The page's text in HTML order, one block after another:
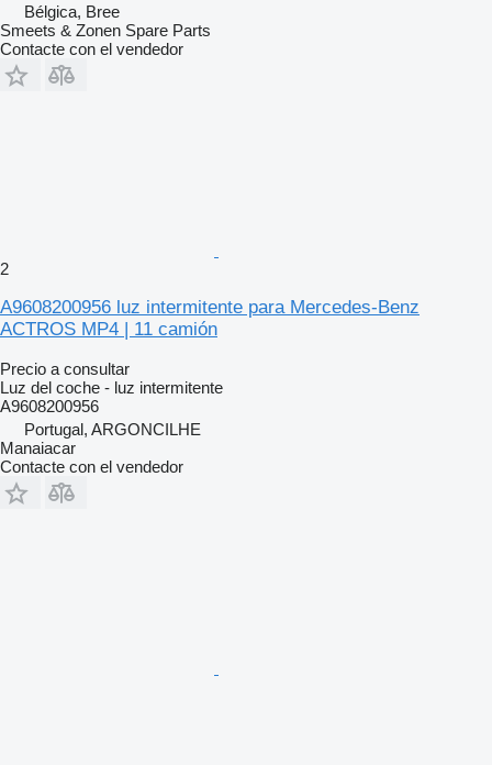
Bélgica, Bree
Smeets & Zonen Spare Parts
Contacte con el vendedor
2
A9608200956 luz intermitente para Mercedes-Benz
ACTROS MP4 | 11 camión
Precio a consultar
Luz del coche - luz intermitente
A9608200956
Portugal, ARGONCILHE
Manaiacar
Contacte con el vendedor